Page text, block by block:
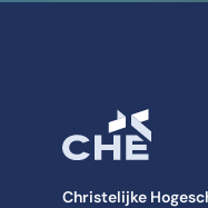
Christelijke